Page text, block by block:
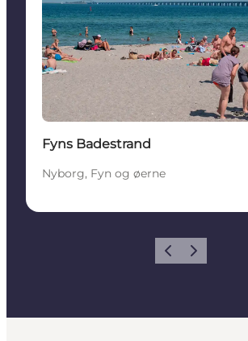
Fyns Badestrand
Nyborg, Fyn og øerne
ForrigeNeste